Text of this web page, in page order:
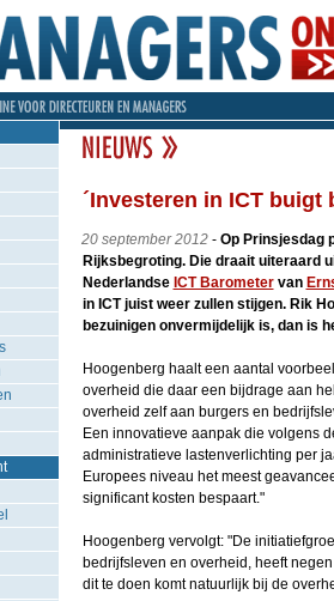
´Investeren in ICT buigt
20 september 2012- Op Prinsjesdag
Rijksbegroting. Die draait uiteraard
Nederlandse ICT Barometervan
in ICT juist weer zullen stijgen. Rik
bezuinigen onvermijdelijk is, dan is
Hoogenberg haalt een aantal
overheid die daar een bijdrage aan
overheid zelf aan burgers en
Een innovatieve aanpak die volgens
administratieve lastenverlichting per
Europees niveau het meest
significant kosten bespaart."
Hoogenberg vervolgt: "De
bedrijfsleven en overheid, heeft
dit te doen komt natuurlijk bij de